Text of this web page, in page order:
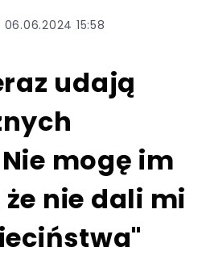
06.06.2024 15:58
udają
mogę im
nie dali mi